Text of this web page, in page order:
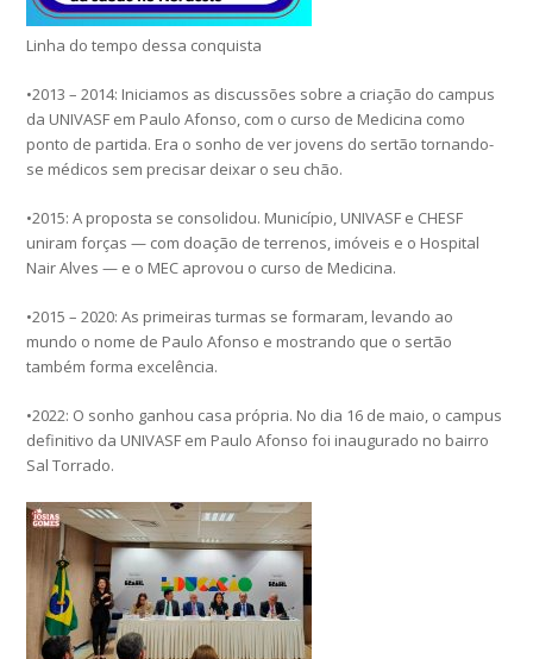
Linha do tempo dessa conquista
•2013 – 2014: Iniciamos as discussões sobre a criação do campus
da UNIVASF em Paulo Afonso, com o curso de Medicina como
ponto de partida. Era o sonho de ver jovens do sertão tornando-
se médicos sem precisar deixar o seu chão.
•2015: A proposta se consolidou. Município, UNIVASF e CHESF
uniram forças — com doação de terrenos, imóveis e o Hospital
Nair Alves — e o MEC aprovou o curso de Medicina.
•2015 – 2020: As primeiras turmas se formaram, levando ao
mundo o nome de Paulo Afonso e mostrando que o sertão
também forma excelência.
•2022: O sonho ganhou casa própria. No dia 16 de maio, o campus
definitivo da UNIVASF em Paulo Afonso foi inaugurado no bairro
Sal Torrado.